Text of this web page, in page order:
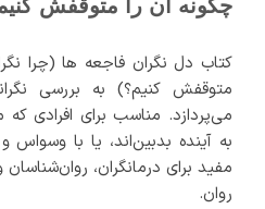
چگونه آن را متوقفش
کتاب دل نگران فاجعه ها (چرا
متوقفش کنیم؟) به بررسی
می‌پردازد. مناسب برای افرادی
به آینده بدبین‌اند، یا با وسواس
مفید برای درمانگران،
روان.